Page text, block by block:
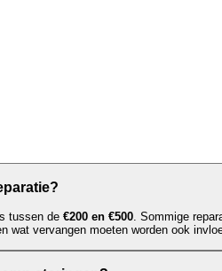
tussen de €200 en €500. Sommige
vervangen moeten worden ook